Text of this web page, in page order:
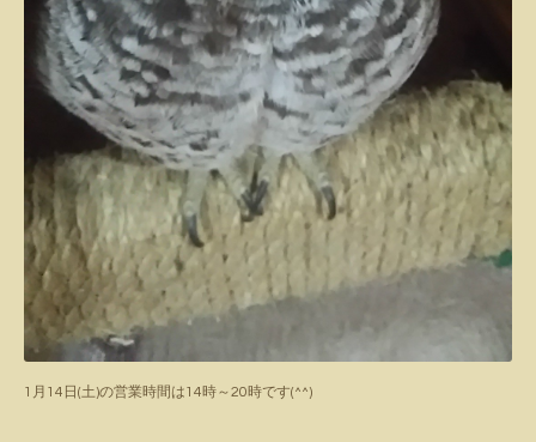
1月14日(土)の営業時間は14時～20時です(^^)